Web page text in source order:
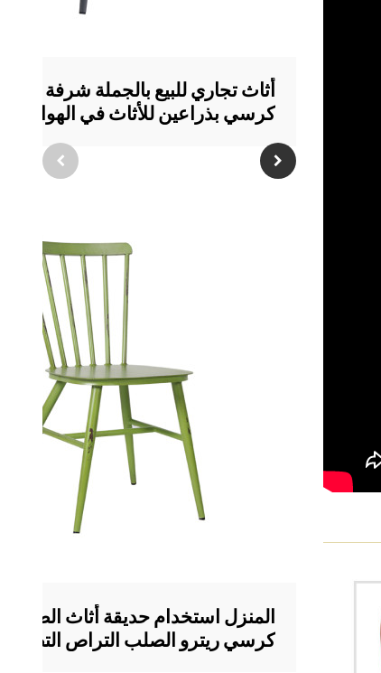
أثاث تجاري للبيع بالجملة شرفة طعام
كرسي بذراعين للأثاث في الهواء
المنزل استخدام حديقة أثاث الطعام
كرسي ريترو الصلب التراص التصميم